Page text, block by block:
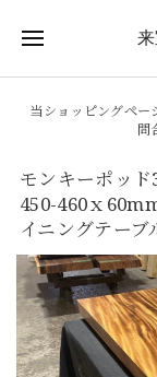
当ショッピングペー
問
モンキーポッ
450-460ｘ
イニングテーブ